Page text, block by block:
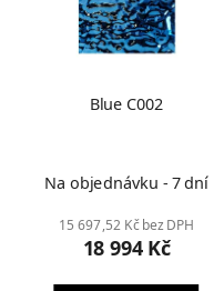
Blue C002
Na objednávku - 7 dní
15 697,52 Kč bez DPH
18 994 Kč